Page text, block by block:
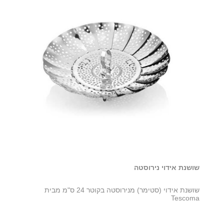
שושנת אידוי נירוסטה
שושנת אידוי (סטימר) מנירוסטה בקוטר 24 ס"מ מבית
Tescoma